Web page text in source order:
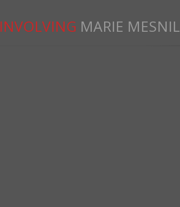
INVOLVING MARIE MESNIL